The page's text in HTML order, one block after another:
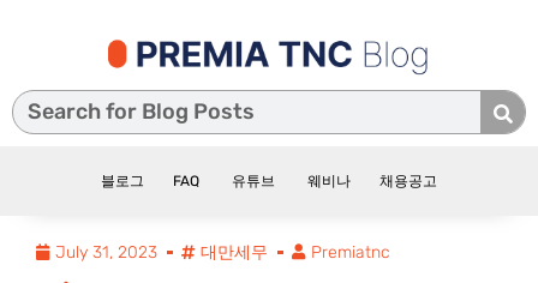
블로그 FAQ 유튜브 웨비나 채용공고
July 31, 2023 대만세무 Premiatnc